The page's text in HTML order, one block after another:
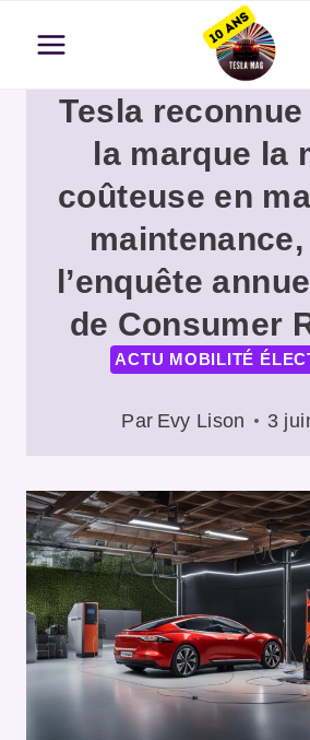
contenuTesla
la marque la
coûteuse en
l’enquête
de Consumer
ACTU MOBILITÉ
Par Evy Lison 3